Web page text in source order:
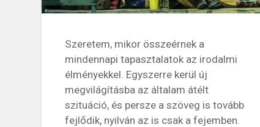
Szeretem, mikor összeérnek a
mindennapi tapasztalatok az irodalmi
élményekkel. Egyszerre kerül új
megvilágításba az általam átélt
szituáció, és persze a szöveg is tovább
fejlődik, nyilván az is csak a fejemben.